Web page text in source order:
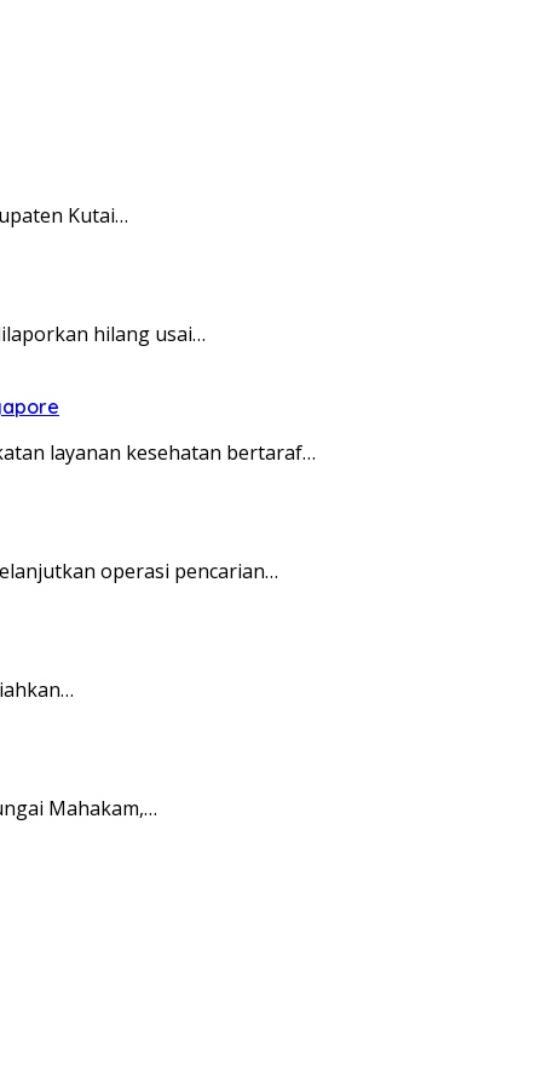
Kutai…
hilang usai…
layanan kesehatan bertaraf…
operasi pencarian…
Mahakam,…